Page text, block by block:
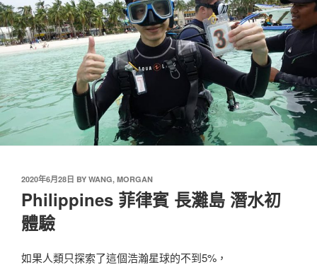
2020年6月28日 BY WANG, MORGAN
Philippines 菲律賓 長灘島 潛水初
體驗
如果人類只探索了這個浩瀚星球的不到5%，